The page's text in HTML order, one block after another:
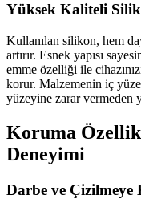
Yüksek Kaliteli
Kullanılan silikon, hem
artırır. Esnek yapısı
emme özelliği ile
korur. Malzemenin iç
yüzeyine zarar vermeden
Koruma
Deneyimi
Darbe ve Çizilmeye